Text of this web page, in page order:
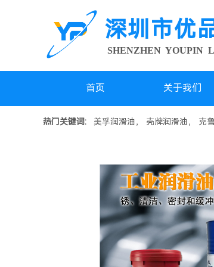
深圳市优
SHENZHEN YOUPIN
首页 关于我们
热门关键词: 美孚润滑油， 壳牌润滑油， 克